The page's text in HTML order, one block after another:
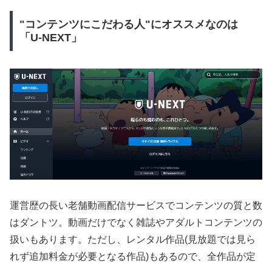
"コンテンツにこだわる人"にオススメなのは
「U-NEXT」
運営歴の長い老舗動画配信サービスでコンテンツの質と数
はダントツ。動画だけでなく雑誌やアダルトコンテンツの
扱いもあります。ただし、レンタル作品(見放題では見ら
れず追加料金が必要となる作品)もあるので、全作品が定